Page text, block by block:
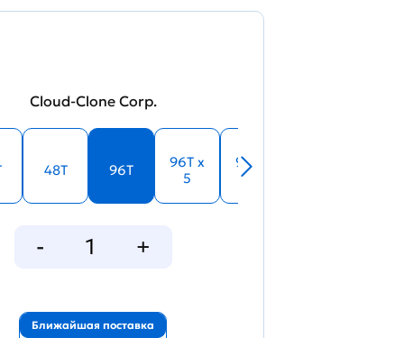
Cloud-Clone Corp.
48T 96T
96T x
5
96T x
10
Ближайшая поставка